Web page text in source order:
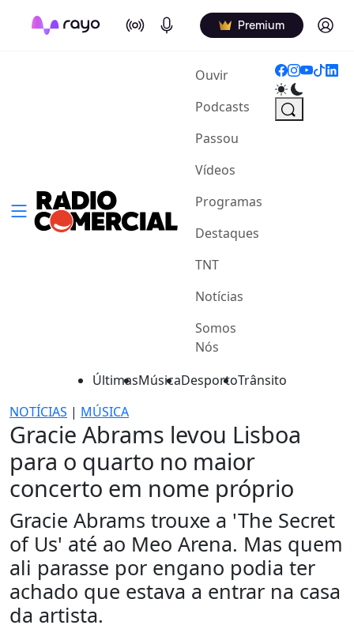
On Air Podcasts Premium Log in
Ouvir(current)
Podcasts
Passou
Vídeos
Programas
Destaques
TNT
Notícias
Somos
Nós
ÚltimasMúsicaDesportoTrânsito
NOTÍCIAS | MÚSICA
Gracie Abrams levou Lisboa
para o quarto no maior
concerto em nome próprio
Gracie Abrams trouxe a 'The Secret
of Us' até ao Meo Arena. Mas quem
ali parasse por engano podia ter
achado que estava a entrar na casa
da artista.